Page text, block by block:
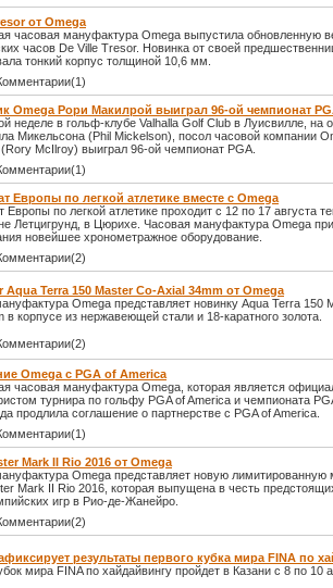
от Omega
часовая мануфактура Omega выпустила обновленную
часов De Ville Tresor. Новинка от своей
тонкий корпус толщиной 10,6 мм.
Omega Рори Макилрой выиграл 96-ой чемпионат
неделе в гольф-клубе Valhalla Golf Club в Луисвилле, на
Микельсона (Phil Mickelson), посол часовой компании
McIlroy) выиграл 96-ой чемпионат PGA.
Европы по легкой атлетике вместе с Omega
Европы по легкой атлетике проходит с 12 по 17 августа
Летцигрунд, в Цюрихе. Часовая мануфактура Omega
новейшее хронометражное оборудование.
Aqua Terra 150 Master Co-Axial 34mm от Omega
Omega представляет новинку Aqua Terra 150
в корпусе из нержавеющей стали и 18-каратного золота.
Omega с PGA of America
часовая мануфактура Omega, которая является
турнира по гольфу PGA of America и чемпионата
продлила соглашение о партнерстве с PGA of America.
Mark II Rio 2016 от Omega
Omega представляет новую лимитированную
Mark II Rio 2016, которая выпущена в честь
игр в Рио-де-Жанейро.
результаты первого кубка мира FINA по
мира FINA по хайдайвингу пройдет в Казани с 8 по 10